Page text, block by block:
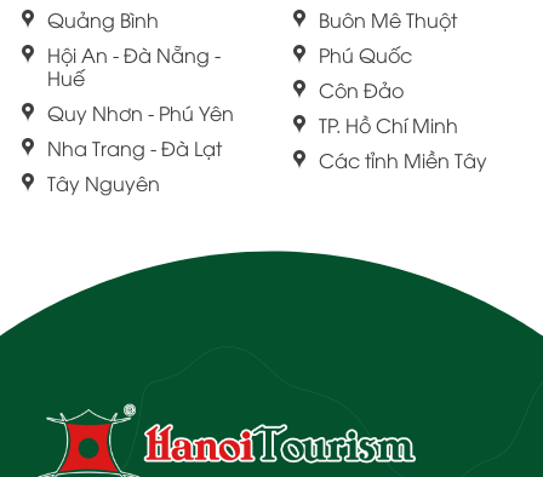
Quảng Bình
Hội An - Đà Nẵng -
Huế
Quy Nhơn - Phú Yên
Nha Trang - Đà Lạt
Tây Nguyên
Buôn Mê Thuột
Phú Quốc
Côn Đảo
TP. Hồ Chí Minh
Các tỉnh Miền Tây